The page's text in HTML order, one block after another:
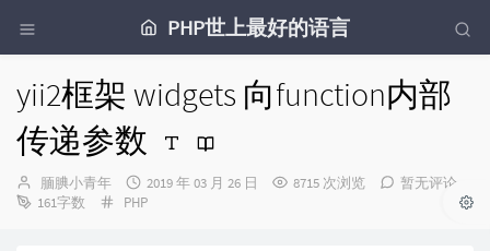
PHP世上最好的语言
yii2框架 widgets 向function内部
传递参数
博
主：
腼腆小青年
发
布
2019 年 03 月 26 日 8715 次浏览
暂无评论
161字数
分
PHP